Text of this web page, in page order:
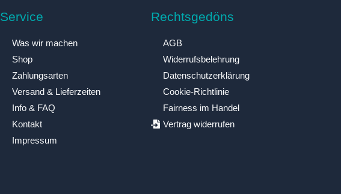
Service
Was wir machen
Shop
Zahlungsarten
Versand & Lieferzeiten
Info & FAQ
Kontakt
Impressum
Rechtsgedöns
AGB
Widerrufsbelehrung
Datenschutzerklärung
Cookie-Richtlinie
Fairness im Handel
Vertrag widerrufen